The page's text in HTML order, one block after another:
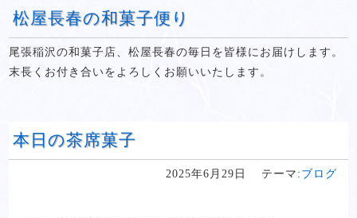
松屋長春の和菓子便り
尾張稲沢の和菓子店、松屋長春の毎日を皆様にお届けします。
末長くお付き合いをよろしくお願いいたします。
本日の茶席菓子
2025年6月29日 テーマ: ブログ